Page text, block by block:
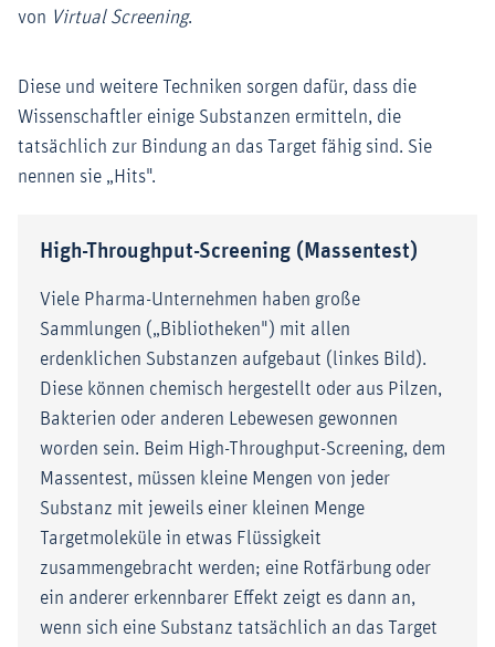
von Virtual Screening.
Diese und weitere Techniken sorgen dafür, dass die
Wissenschaftler einige Substanzen ermitteln, die
tatsächlich zur Bindung an das Target fähig sind. Sie
nennen sie „Hits".
High-Throughput-Screening (Massentest)
Viele Pharma-Unternehmen haben große
Sammlungen („Bibliotheken") mit allen
erdenklichen Substanzen aufgebaut (linkes Bild).
Diese können chemisch hergestellt oder aus Pilzen,
Bakterien oder anderen Lebewesen gewonnen
worden sein. Beim High-Throughput-Screening, dem
Massentest, müssen kleine Mengen von jeder
Substanz mit jeweils einer kleinen Menge
Targetmoleküle in etwas Flüssigkeit
zusammengebracht werden; eine Rotfärbung oder
ein anderer erkennbarer Effekt zeigt es dann an,
wenn sich eine Substanz tatsächlich an das Target